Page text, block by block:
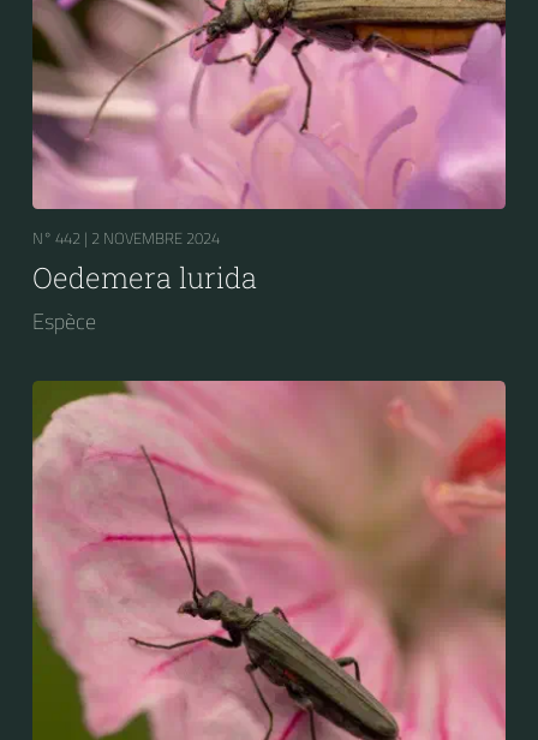
N° 442 | 2 NOVEMBRE 2024
Oedemera lurida
Espèce